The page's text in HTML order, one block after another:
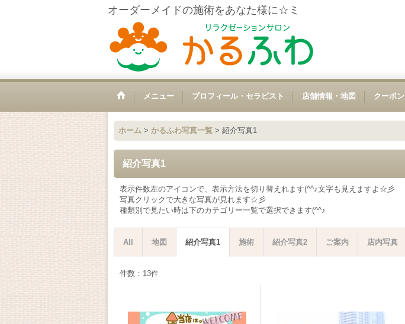
オーダーメイドの施術をあなた様に☆ミ
メニュー プロフィール・セラピスト 店舗情報・地図 クーポン
ホーム > かるふわ写真一覧 > 紹介写真1
紹介写真1
表示件数左のアイコンで、表示方法を切り替えれます(^^♪文字も見えますよ☆彡
写真クリックで大きな写真が見れます☆彡
種類別で見たい時は下のカテゴリー一覧で選択できます(^^♪
All 地図 紹介写真1 施術 紹介写真2 ご案内 店内写真
件数 ： 13件